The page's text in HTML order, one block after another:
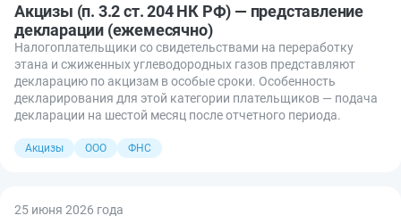
Акцизы (п. 3.2 ст. 204 НК РФ) — представление
декларации (ежемесячно)
Налогоплательщики со свидетельствами на переработку
этана и сжиженных углеводородных газов представляют
декларацию по акцизам в особые сроки. Особенность
декларирования для этой категории плательщиков — подача
декларации на шестой месяц после отчетного периода.
Акцизы ООО ФНС
25 июня 2026 года